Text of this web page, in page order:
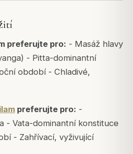
preferujte pro: - Masáž hlavy
- Pitta-dominantní
období - Chladivé,
preferujte pro: -
- Vata-dominantní konstituce
- Zahřívací, vyživující